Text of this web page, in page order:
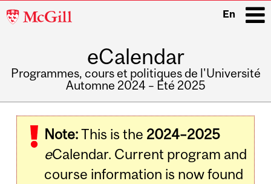
McGill
En
eCalendar
Programmes, cours et politiques de l'Université
Automne 2024 – Été 2025
navigation
Note:This is the 2024–2025
eCalendar. Current program and
course information is now found